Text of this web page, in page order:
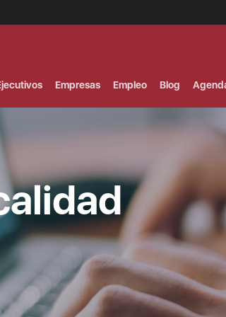
Empresas Empleo Blog